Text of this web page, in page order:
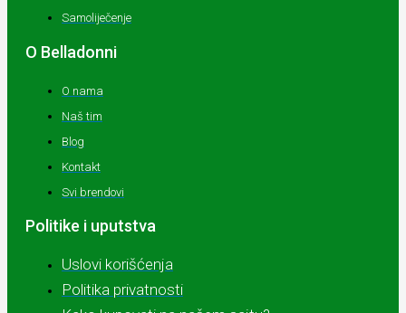
Samoliječenje
O Belladonni
O nama
Naš tim
Blog
Kontakt
Svi brendovi
Politike i uputstva
Uslovi korišćenja
Politika privatnosti